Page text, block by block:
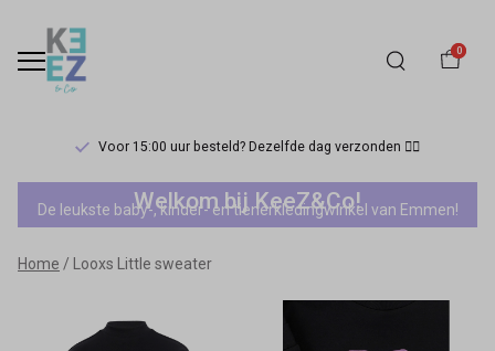
0
Voor 15:00 uur besteld? Dezelfde dag verzonden 🏃‍♀️
Looxs
Little
sweater
Welkom bij KeeZ&Co!
De leukste baby-, kinder- en tienerkledingwinkel van Emmen!
Home Looxs Little sweater